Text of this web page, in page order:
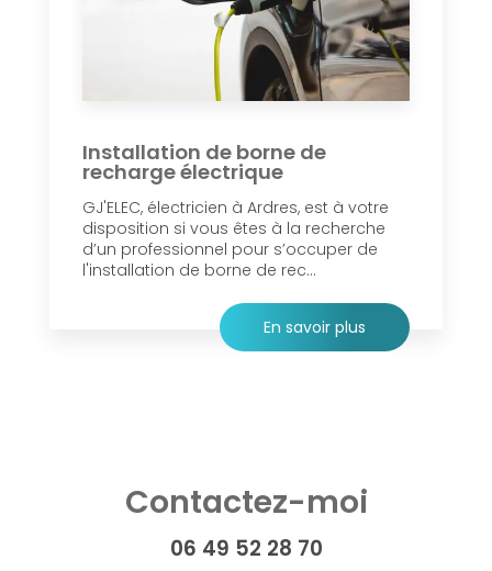
Installation de borne de
recharge électrique
GJ'ELEC, électricien à Ardres, est à votre
disposition si vous êtes à la recherche
d’un professionnel pour s’occuper de
l'installation de borne de rec...
En savoir plus
Contactez-moi
06 49 52 28 70